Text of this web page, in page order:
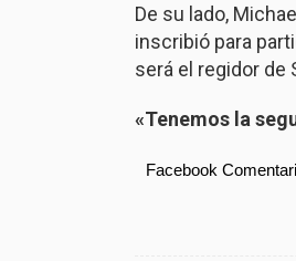
De su lado,
inscribió para
será el regidor de
«Tenemos la
Facebook